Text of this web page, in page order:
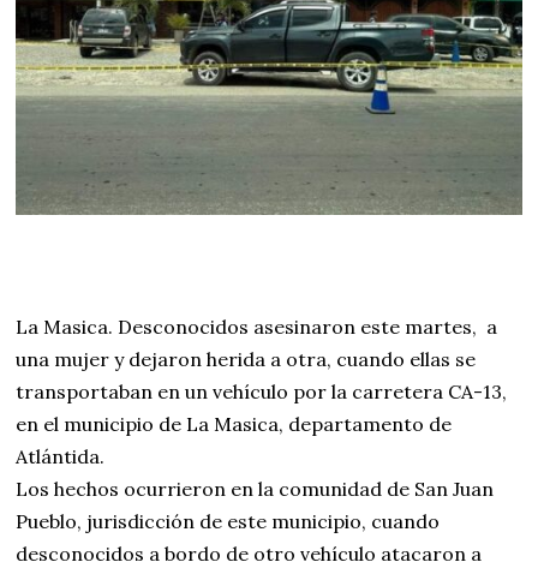
0
2
4
La Masica. Desconocidos asesinaron este martes, a
una mujer y dejaron herida a otra, cuando ellas se
transportaban en un vehículo por la carretera CA-13,
en el municipio de La Masica, departamento de
Atlántida.
Los hechos ocurrieron en la comunidad de San Juan
Pueblo, jurisdicción de este municipio, cuando
desconocidos a bordo de otro vehículo atacaron a